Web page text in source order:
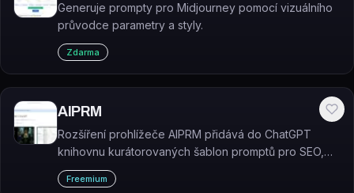
Generuje prompty pro Midjourney pomocí vizuálního
průvodce parametry a styly.
Zdarma
AIPRM
Rozšíření prohlížeče AIPRM přidává do ChatGPT
knihovnu kurátorovaných šablon promptů pro SEO,
marketing, programování a další oblasti.
Freemium